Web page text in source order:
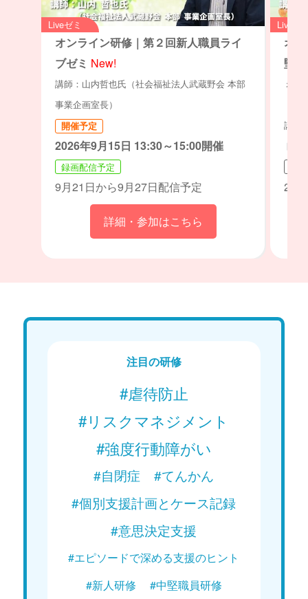
Liveゼミ
オンライン研修｜第２回新人職員ライ
ブゼミ New!
講師：山内哲也氏（社会福祉法人武蔵野会 本部
事業企画室長）
開催予定
2026年9月15日 13:30～15:00開催
録画配信予定
9月21日から9月27日配信予定
詳細・参加はこちら
Liveゼ
オ
堅
ミ
講師
ト・
注目の研修
#虐待防止
#リスクマネジメント
#強度行動障がい
#自閉症
#てんかん
#個別支援計画とケース記録
#意思決定支援
#エピソードで深める支援のヒント
#新人研修
#中堅職員研修